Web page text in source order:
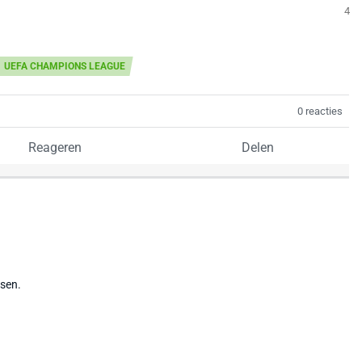
4
UEFA CHAMPIONS LEAGUE
0 reacties
Reageren Delen